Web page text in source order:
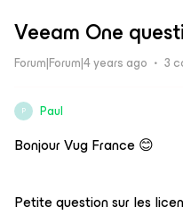
Veeam One
Forum|Forum|4 years ago 3
P Paul
Bonjour Vug France 😊
Petite question sur les